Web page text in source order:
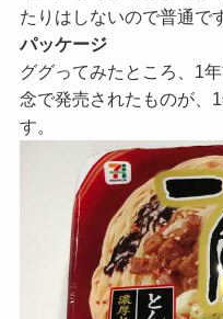
たりはしないので普通で
パッケージ
ググってみたところ、1
念で発売されたものが、
す。